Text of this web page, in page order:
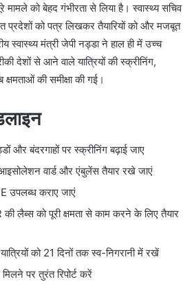
मामले को बेहद गंभीरता से लिया है। स्वास्थ्य सचिव
प्रदेशों को पत्र लिखकर तैयारियों को और मजबूत
स्वास्थ्य मंत्री जेपी नड्डा ने हाल ही में उच्च
देशों से आने वाले यात्रियों की स्क्रीनिंग,
की समीक्षा की गई।
और बंदरगाहों पर स्क्रीनिंग बढ़ाई जाए
वार्ड और एंबुलेंस तैयार रखे जाएं
उपलब्ध कराए जाएं
लैब्स को पूरी क्षमता से काम करने के लिए तैयार
को 21 दिनों तक स्व-निगरानी में रखें
पर तुरंत रिपोर्ट करें